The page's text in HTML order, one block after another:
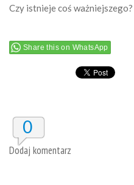
Czy istnieje coś ważniejszego?
Share this on WhatsApp
0
Dodaj komentarz